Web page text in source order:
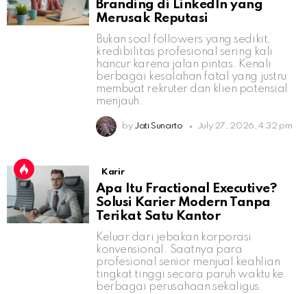
Branding di LinkedIn yang
Merusak Reputasi
Bukan soal followers yang sedikit,
kredibilitas profesional sering kali
hancur karena jalan pintas. Kenali
berbagai kesalahan fatal yang justru
membuat rekruter dan klien potensial
menjauh.
by Jati Sunarto July 27, 2026, 4:32 pm
Karir
Apa Itu Fractional Executive?
Solusi Karier Modern Tanpa
Terikat Satu Kantor
Keluar dari jebakan korporasi
konvensional. Saatnya para
profesional senior menjual keahlian
tingkat tinggi secara paruh waktu ke
berbagai perusahaan sekaligus.